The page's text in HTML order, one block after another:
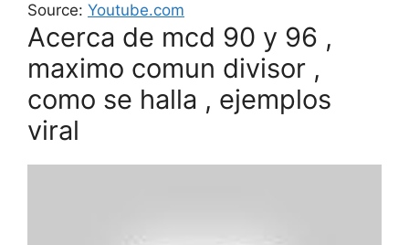
Source: Youtube.com
Acerca de mcd 90 y 96 ,
maximo comun divisor ,
como se halla , ejemplos
viral